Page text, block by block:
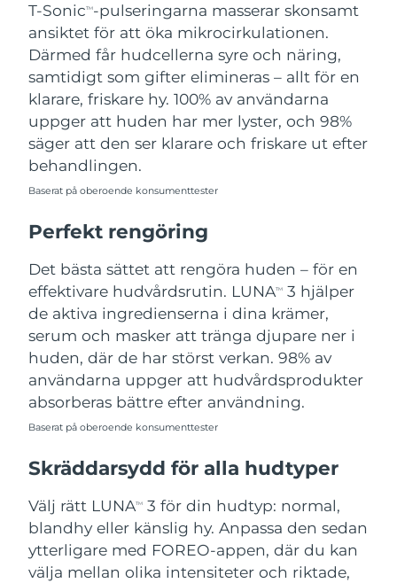
T-SonicTM-pulseringarna masserar skonsamt
ansiktet för att öka mikrocirkulationen.
Därmed får hudcellerna syre och näring,
samtidigt som gifter elimineras – allt för en
klarare, friskare hy. 100% av användarna
uppger att huden har mer lyster, och 98%
säger att den ser klarare och friskare ut efter
behandlingen.
Baserat på oberoende konsumenttester
Perfekt rengöring
Det bästa sättet att rengöra huden – för en
effektivare hudvårdsrutin. LUNATM
3 hjälper
de aktiva ingredienserna i dina krämer,
serum och masker att tränga djupare ner i
huden, där de har störst verkan. 98% av
användarna uppger att hudvårdsprodukter
absorberas bättre efter användning.
Baserat på oberoende konsumenttester
Skräddarsydd för alla hudtyper
Välj rätt LUNATM
3 för din hudtyp: normal,
blandhy eller känslig hy. Anpassa den sedan
ytterligare med FOREO-appen, där du kan
välja mellan olika intensiteter och riktade,